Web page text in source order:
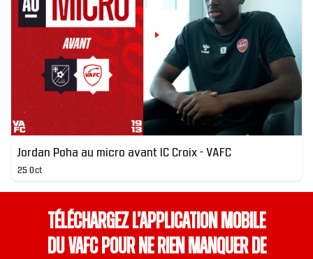
Jordan Poha au micro avant IC Croix - VAFC
25 Oct
Téléchargez l’application mobile
du VAFC pour ne rien manquer de